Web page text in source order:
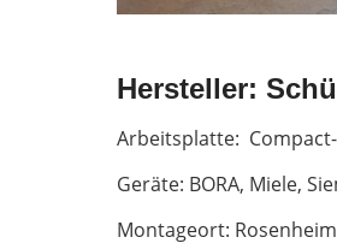
Hersteller:
Arbeitsplatte:
Geräte: BORA, Miele,
Montageort: Rosenheim